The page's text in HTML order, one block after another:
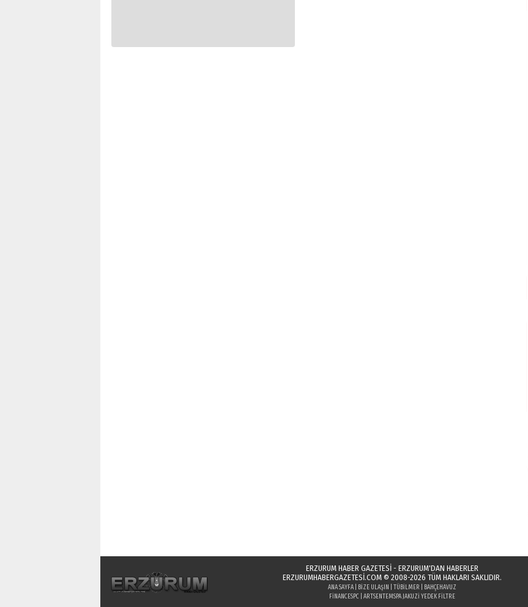
ERZURUM HABER GAZETESİ - ERZURUM'DAN HABERLER
ERZURUMHABERGAZETESI.COM© 2008-2026 TÜM HAKLARI SAKLIDIR.
ANA SAYFA| BIZE ULAŞIN TÜBILMER
BAHÇEHAVUZ
FINANCESPC
ARTSENTEMSPA JAKUZI YEDEK FILTRE